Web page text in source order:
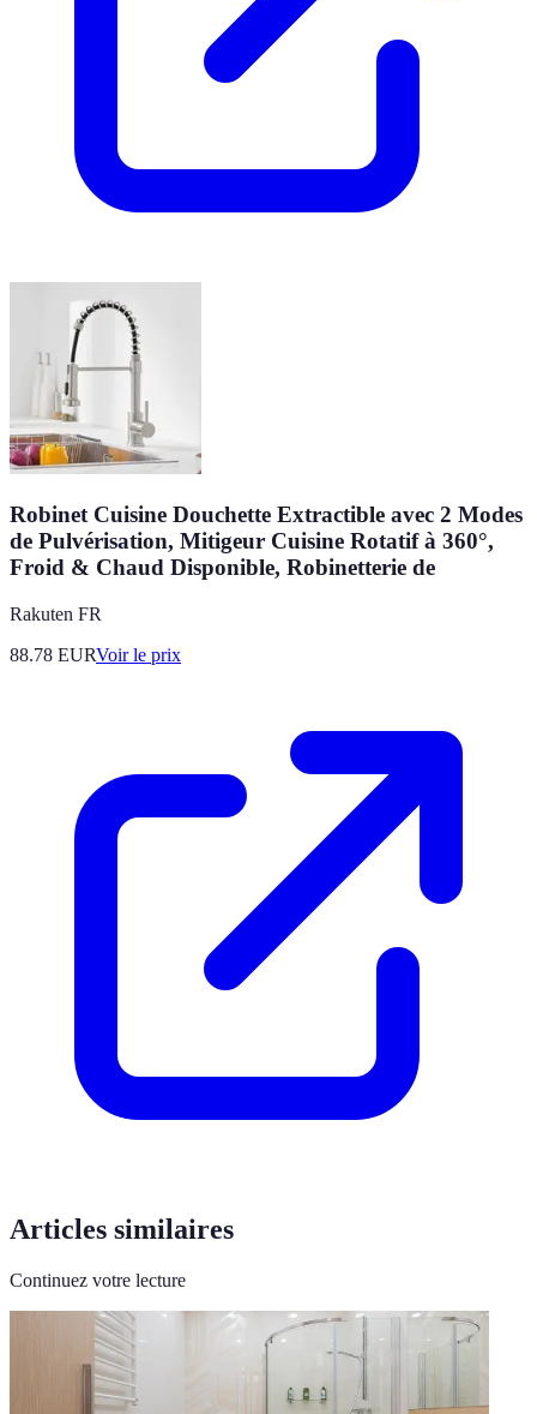
Robinet Cuisine Douchette Extractible avec 2 Modes
de Pulvérisation, Mitigeur Cuisine Rotatif à 360°,
Froid & Chaud Disponible, Robinetterie de
Rakuten FR
88.78 EURVoir le prix
Articles similaires
Continuez votre lecture